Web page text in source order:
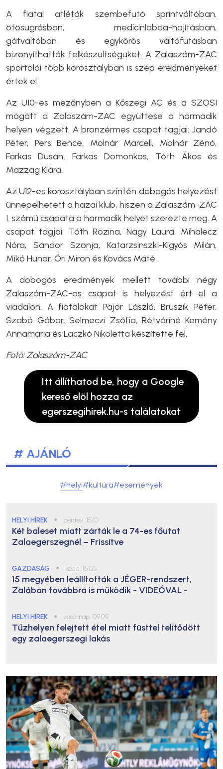
A fiatal atléták szembefutó sprintváltóban,
ötösugrásban, medicinlabda-hajításban,
gátváltóban és egykörös váltófutásban
bizonyíthatták felkészültségüket. A Zalaszám-ZAC
sportolói több korosztályban is szép eredményeket
értek el.
Az U10-es mezőnyben a Kőszegi AC és a SZOSI
mögött a Zalaszám-ZAC együttese a harmadik
helyen végzett. A bronzérmes csapat tagjai: Jandó
Péter, Pers Bence, Molnár Marcell, Molnár Zénó,
Farkas Dusán, Farkas Domonkos, Tóth Ákos és
Mazzag Klára.
Az U12-es korosztályban szintén dobogós helyezést
ünnepelhetett a hazai klub, hiszen a Zalaszám-ZAC
I. számú csapata a harmadik helyet szerezte meg. A
csapat tagjai: Tóth Rozina, Nagy Laura, Mihalecz
Nóra, Sándor Szonja, Katarzsinszki-Kigyós Milán,
Mikó Hunor, Öri Miron és Kovács Máté.
A dobogós eredmények mellett további négy
Zalaszám-ZAC-os csapat is helyezést ért el a
viadalon. A fiatalokat Pajor László, Bruszik Péter,
Szabó Gábor, Selmeczi Zsófia, Rétváriné Kemény
Annamária és Laczkó Nikoletta készítette fel.
Fotó: Zalaszám-ZAC
Itt állíthatod be, hogy a Google
kereső elöl hozza az
egerszegihirek.hu-s találatokat
# AJÁNLÓ
#helyi#kultúra#események
HELYI HÍREK ● péntek, 15:10
Két baleset miatt zárták le a 74-es főutat
Zalaegerszegnél – Frissítve
GAZDASÁG ● kedd, 15:05
15 megyében leállították a JÉGER-rendszert,
Zalában továbbra is működik - VIDEÓVAL -
HELYI HÍREK ● vasárnap, 09:09
Tűzhelyen felejtett étel miatt füsttel telítődött
egy zalaegerszegi lakás